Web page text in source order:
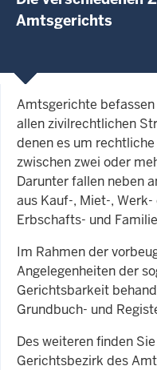
Amtsgerichts
Amtsgerichte
allen zivilrechtlichen
denen es um
zwischen zwei oder
Darunter fallen neben
aus Kauf-, Miet-,
Erbschafts- und
Im Rahmen der
Angelegenheiten der
Gerichtsbarkeit
Grundbuch- und
Des weiteren finden
Gerichtsbezirk des